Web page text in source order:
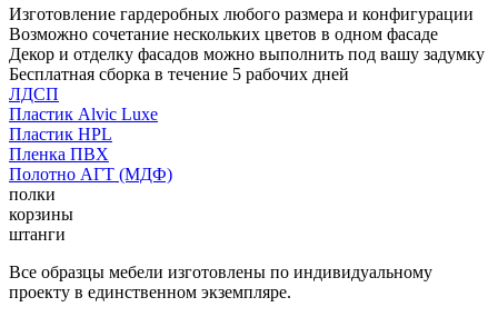
Изготовление гардеробных любого размера и конфигурации
Возможно сочетание нескольких цветов в одном фасаде
Декор и отделку фасадов можно выполнить под вашу задумку
Бесплатная сборка в течение 5 рабочих дней
ЛДСП
Пластик Alvic Luxe
Пластик HPL
Пленка ПВХ
Полотно АГТ (МДФ)
полки
корзины
штанги
Все образцы мебели изготовлены по индивидуальному
проекту в единственном экземпляре.